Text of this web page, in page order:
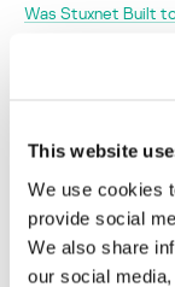
This website
We use cookies
provide social
We also share
our social
Was Stuxnet Built
Expert: Stuxnet
Experto
arma para
Su dirección de
campos